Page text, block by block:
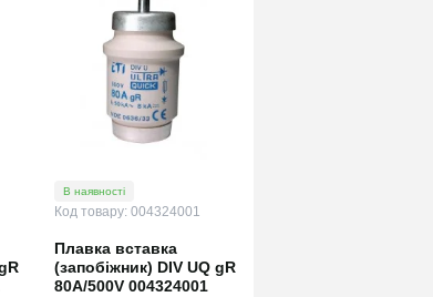
Корпус металевий
e.mbox.industrial.n.120.gl IP55
навісний на 120 модулів, зі
0
12 853.00 грн.
В наявності
Код товару: 004324001
Плавка вставка
(запобіжник) DIV UQ gR
80A/500V 004324001